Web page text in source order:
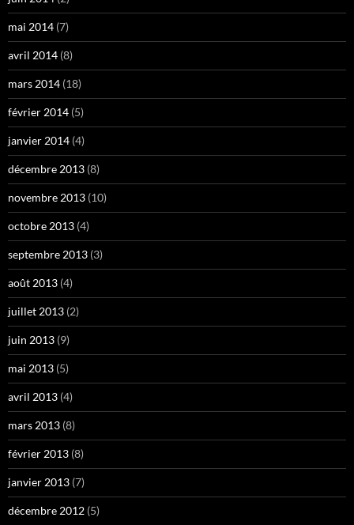
mai 2014 (7)
avril 2014 (8)
mars 2014 (18)
février 2014 (5)
janvier 2014 (4)
décembre 2013 (8)
novembre 2013 (10)
octobre 2013 (4)
septembre 2013 (3)
août 2013 (4)
juillet 2013 (2)
juin 2013 (9)
mai 2013 (5)
avril 2013 (4)
mars 2013 (8)
février 2013 (8)
janvier 2013 (7)
décembre 2012 (5)